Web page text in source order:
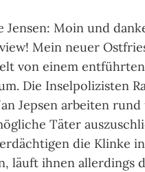
Jensen: Moin und
Mein neuer
von einem
Die Inselpolizisten
Jepsen arbeiten
Täter
die Klinke
läuft ihnen allerdings